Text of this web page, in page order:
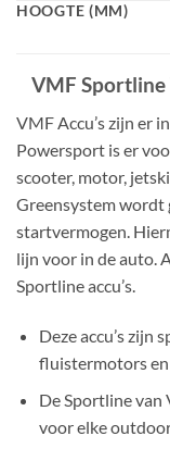
HOOGTE (MM)
VMF
VMF Accu’s zijn er
Powersport is er
scooter, motor,
Greensystem wordt
startvermogen.
lijn voor in de auto.
Sportline accu’s.
Deze accu’s zijn
fluistermotors
De Sportline van
voor elke